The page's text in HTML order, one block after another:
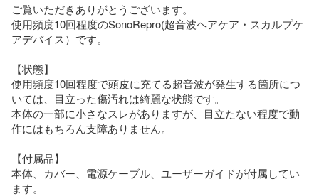
ご覧いただきありがとうございます。
使用頻度10回程度のSonoRepro(超音波ヘアケア・スカルプケ
アデバイス）です。
【状態】
使用頻度10回程度で頭皮に充てる超音波が発生する箇所につ
いては、目立った傷汚れは綺麗な状態です。
本体の一部に小さなスレがありますが、目立たない程度で動
作にはもちろん支障ありません。
【付属品】
本体、カバー、電源ケーブル、ユーザーガイドが付属してい
ます。